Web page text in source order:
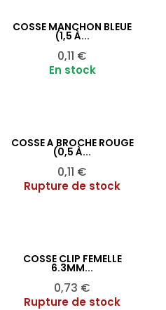
Ajouter au panier
COSSE MANCHON BLEUE
(1,5 À...
Prix
0,11 €
En stock
Ajouter au panier
COSSE À BROCHE ROUGE
(0,5 À...
Prix
0,11 €
Rupture de stock
Ajouter au panier
COSSE CLIP FEMELLE
6.3MM...
Prix
0,73 €
Rupture de stock